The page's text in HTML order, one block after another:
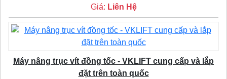
Giá: Liên Hệ
Máy nâng trục vít đồng tốc - VKLIFT cung cấp và lắp
đặt trên toàn quốc